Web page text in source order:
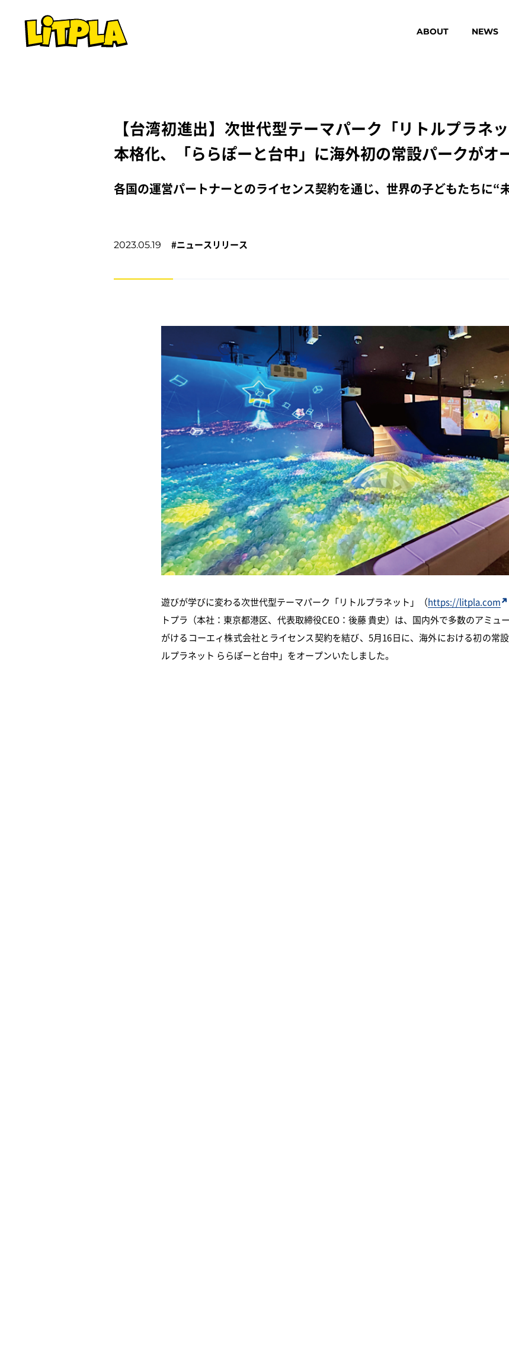
ABOUT NEWS
【台湾初進出】次世代型テーマパーク「リトルプラネ
本格化、「ららぽーと台中」に海外初の常設パークがオ
各国の運営パートナーとのライセンス契約を通じ、世界の子どもたちに“
2023.05.19 #ニュースリリース
遊びが学びに変わる次世代型テーマパーク「リトルプラネット」（https://litpla.com
トプラ（本社：東京都港区、代表取締役CEO：後藤 貴史）は、国内外で多数のアミュ
がけるコーエィ株式会社とライセンス契約を結び、5月16日に、海外における初の常
ルプラネット ららぽーと台中」をオープンいたしました。